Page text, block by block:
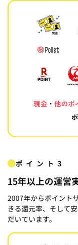
ポイント3
15年以上の運営
2007年からポイント
きる還元率、そして
だいています。